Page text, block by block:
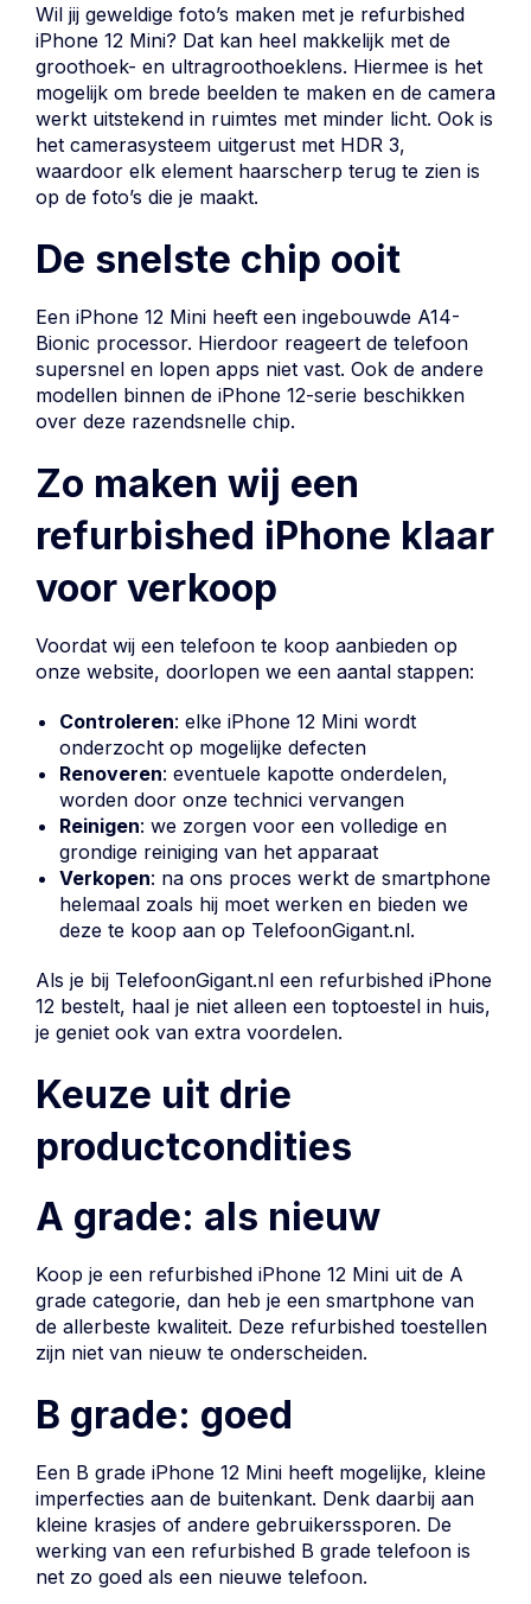
Wil jij geweldige foto’s maken met je refurbished
iPhone 12 Mini? Dat kan heel makkelijk met de
groothoek- en ultragroothoeklens. Hiermee is het
mogelijk om brede beelden te maken en de camera
werkt uitstekend in ruimtes met minder licht. Ook is
het camerasysteem uitgerust met HDR 3,
waardoor elk element haarscherp terug te zien is
op de foto’s die je maakt.
De snelste chip ooit
Een iPhone 12 Mini heeft een ingebouwde A14-
Bionic processor. Hierdoor reageert de telefoon
supersnel en lopen apps niet vast. Ook de andere
modellen binnen de iPhone 12-serie beschikken
over deze razendsnelle chip.
Zo maken wij een
refurbished iPhone klaar
voor verkoop
Voordat wij een telefoon te koop aanbieden op
onze website, doorlopen we een aantal stappen:
Controleren: elke iPhone 12 Mini wordt
onderzocht op mogelijke defecten
Renoveren: eventuele kapotte onderdelen,
worden door onze technici vervangen
Reinigen: we zorgen voor een volledige en
grondige reiniging van het apparaat
Verkopen: na ons proces werkt de smartphone
helemaal zoals hij moet werken en bieden we
deze te koop aan op TelefoonGigant.nl.
Als je bij TelefoonGigant.nl een refurbished iPhone
12 bestelt, haal je niet alleen een toptoestel in huis,
je geniet ook van extra voordelen.
Keuze uit drie
productcondities
A grade: als nieuw
Koop je een refurbished iPhone 12 Mini uit de A
grade categorie, dan heb je een smartphone van
de allerbeste kwaliteit. Deze refurbished toestellen
zijn niet van nieuw te onderscheiden.
B grade: goed
Een B grade iPhone 12 Mini heeft mogelijke, kleine
imperfecties aan de buitenkant. Denk daarbij aan
kleine krasjes of andere gebruikerssporen. De
werking van een refurbished B grade telefoon is
net zo goed als een nieuwe telefoon.